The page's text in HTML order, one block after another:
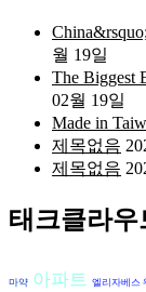
월 19일
The Biggest
02월 19일
Made in
제목없음
제목없음
태크클라우
마약 아파트 엘리자베스